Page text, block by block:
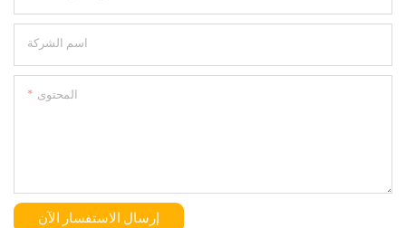
اسم الشركة
المحتوى
إرسال الاستفسار الآن